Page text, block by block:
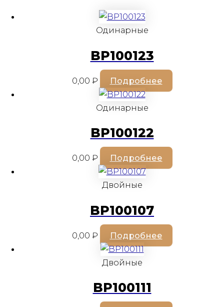
Одинарные
BP100123
0,00 ₽ Подробнее
Одинарные
BP100122
0,00 ₽ Подробнее
Двойные
BP100107
0,00 ₽ Подробнее
Двойные
BP100111